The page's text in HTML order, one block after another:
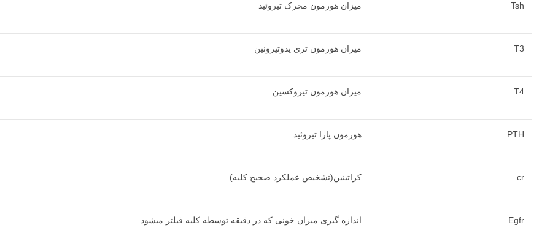
Tsh میزان هورمون محرک تیروئید
T3 میزان هورمون تری یدوتیرونین
T4 میزان هورمون تیروکسین
PTH هورمون پارا تیروئید
cr کراتینین(تشخیص عملکرد صحیح کلیه)
Egfr اندازه گیری میزان خونی که در دقیقه توسطه کلیه فیلتر میشود